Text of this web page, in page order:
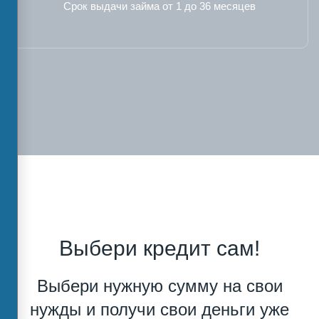
Срок выдачи займа от 1 до 36 месяцев
Выбери кредит сам!
Выбери нужную сумму на свои
нужды и получи свои деньги уже